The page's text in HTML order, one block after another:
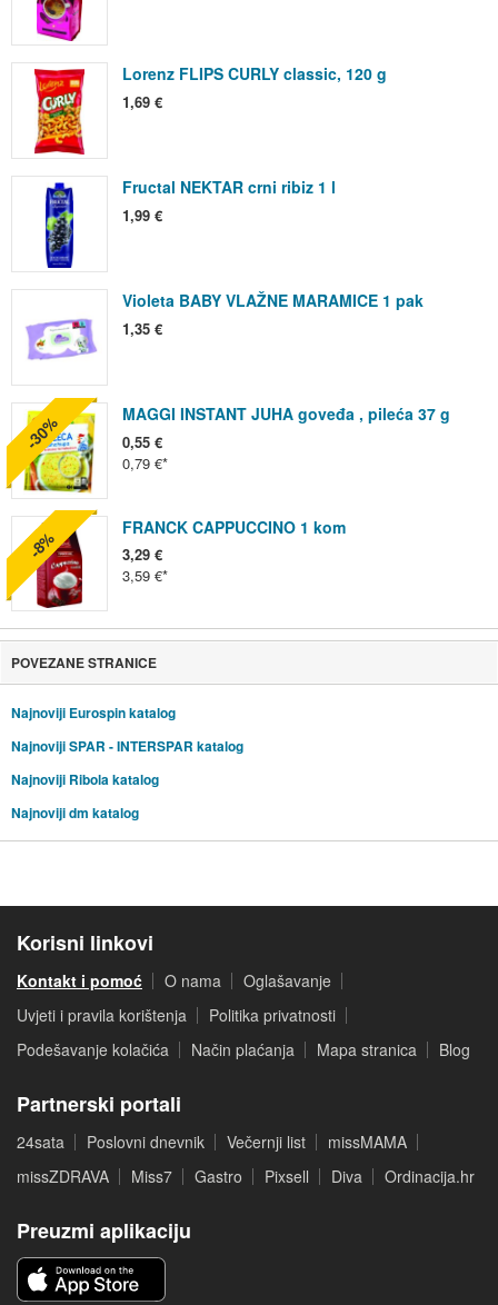
Lorenz FLIPS CURLY classic, 120 g
1,69 €
Fructal NEKTAR crni ribiz 1 l
1,99 €
Violeta BABY VLAŽNE MARAMICE 1 pak
1,35 €
MAGGI INSTANT JUHA goveđa , pileća 37 g
0,55 €
0,79 €
-30%
FRANCK CAPPUCCINO 1 kom
3,29 €
3,59 €
-8%
POVEZANE STRANICE
Najnoviji Eurospin katalog
Najnoviji SPAR - INTERSPAR katalog
Najnoviji Ribola katalog
Najnoviji dm katalog
Korisni linkovi
Kontakt i pomoć O nama
Oglašavanje
Uvjeti i pravila korištenja
Politika privatnosti
Podešavanje kolačića
Način plaćanja Mapa stranica Blog
Partnerski portali
24sata Poslovni dnevnik Večernji list
missMAMA
missZDRAVA
Miss7 Gastro Pixsell Diva Ordinacija.hr
Preuzmi aplikaciju